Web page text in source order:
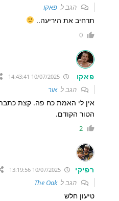
הגב לפאקו
תרחיב את היריעה..
0
פאקו 10/07/2025 14:43:41
הגב לאור
אין לי האמת כח פה. קצת
הטור הקודם.
2
רפיקי
הגב לThe Oak
טיעון חלש